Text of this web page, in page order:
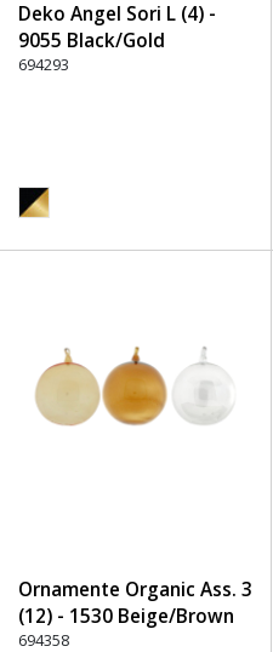
Deko Angel Sori L (4) -
9055 Black/Gold
694293
Ornamente Organic Ass. 3
(12) - 1530 Beige/Brown
694358